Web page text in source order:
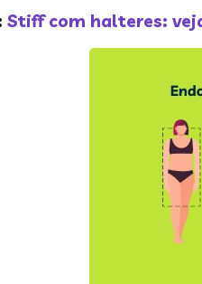
Stiff com halteres: